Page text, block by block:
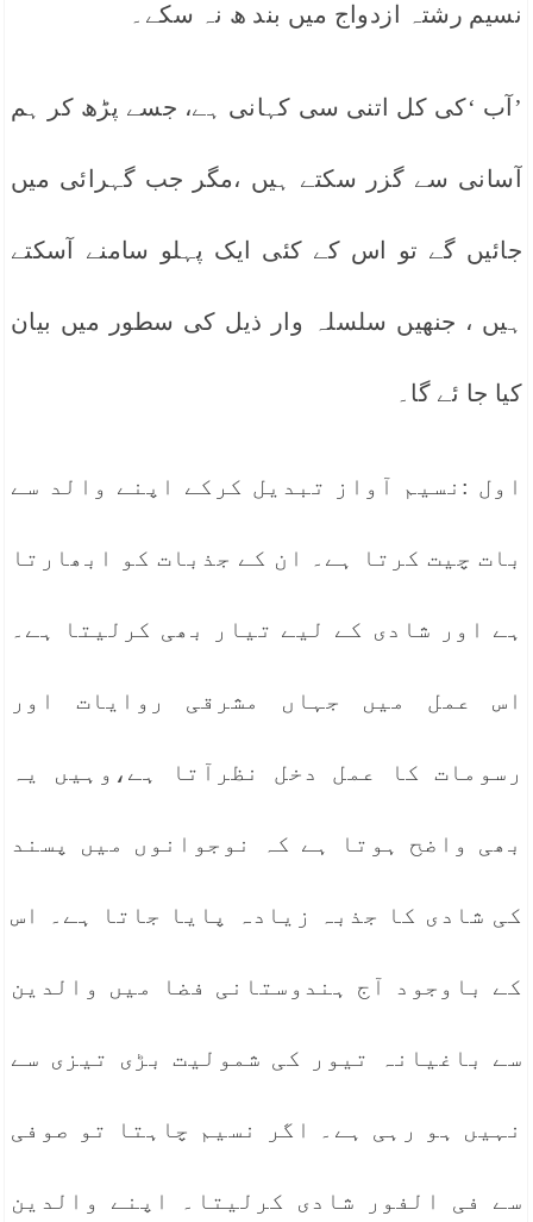
نسیم رشتہ ازدواج میں بند ھ نہ سکے۔
’آب ‘کی کل اتنی سی کہانی ہے، جسے پڑھ کر ہم
آسانی سے گزر سکتے ہیں ،مگر جب گہرائی میں
جائیں گے تو اس کے کئی ایک پہلو سامنے آسکتے
ہیں ، جنھیں سلسلہ وار ذیل کی سطور میں بیان
کیا جا ئے گا۔
اول :نسیم آواز تبدیل کرکے اپنے والد سے
بات چیت کرتا ہے۔ ان کے جذبات کو ابھارتا
ہے اور شادی کے لیے تیار بھی کرلیتا ہے۔
اس عمل میں جہاں مشرقی روایات اور
رسومات کا عمل دخل نظرآتا ہے،وہیں یہ
بھی واضح ہوتا ہے کہ نوجوانوں میں پسند
کی شادی کا جذبہ زیادہ پایا جاتا ہے۔ اس
کے باوجود آج ہندوستانی فضا میں والدین
سے باغیانہ تیور کی شمولیت بڑی تیزی سے
نہیں ہو رہی ہے۔ اگر نسیم چاہتا تو صوفی
سے فی الفور شادی کرلیتا۔ اپنے والدین